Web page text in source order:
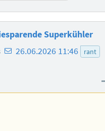
Superkühler
E-
des
26.06.2026 11:46
rant